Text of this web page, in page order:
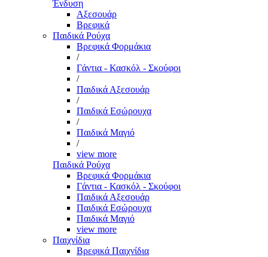
Ένδυση
Αξεσουάρ
Βρεφικά
Παιδικά Ρούχα
Βρεφικά Φορμάκια
/
Γάντια - Κασκόλ - Σκούφοι
/
Παιδικά Αξεσουάρ
/
Παιδικά Εσώρουχα
/
Παιδικά Μαγιό
/
view more
Παιδικά Ρούχα
Βρεφικά Φορμάκια
Γάντια - Κασκόλ - Σκούφοι
Παιδικά Αξεσουάρ
Παιδικά Εσώρουχα
Παιδικά Μαγιό
view more
Παιχνίδια
Βρεφικά Παιχνίδια